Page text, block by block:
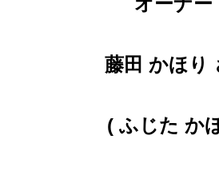
藤田 かほり
( ふじた か